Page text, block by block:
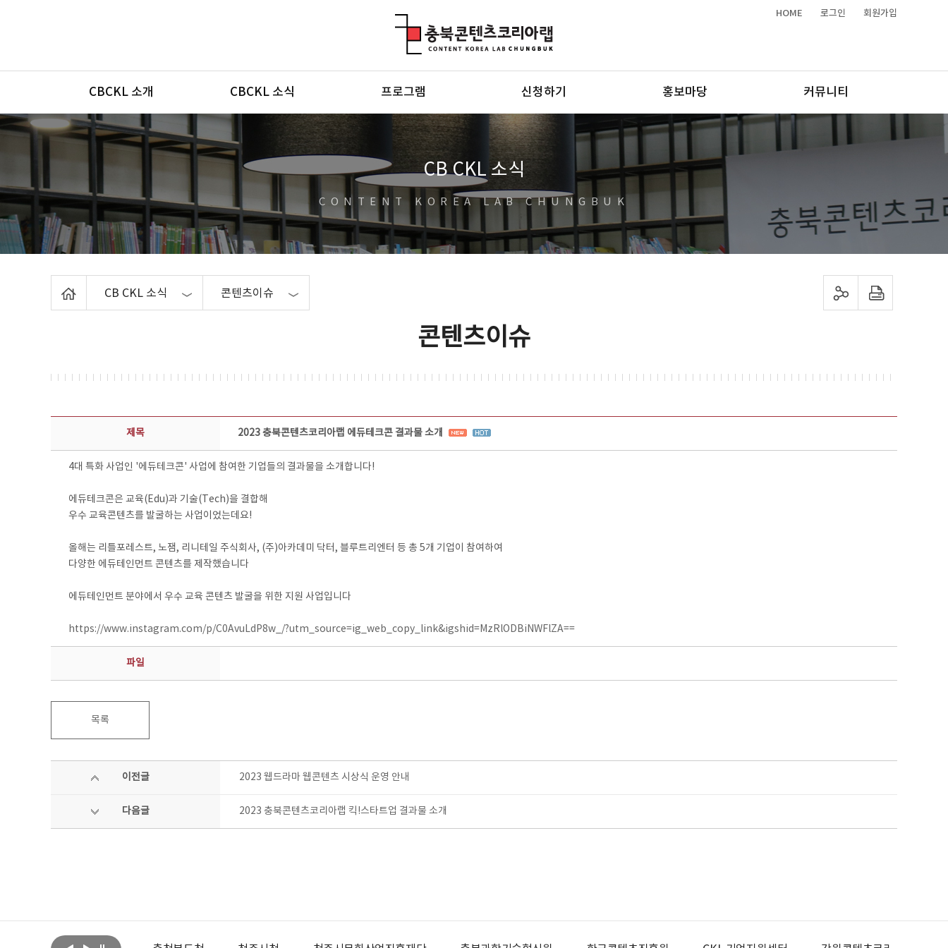
HOME 로그인 회원가입
메뉴
CBCKL 소개 CBCKL 소식 프로그램 신청하기 홍보마당 커뮤니티
CB CKL 소식
CONTENT KOREA LAB CHUNGBUK
CB CKL 소식 콘텐츠이슈 sns 공유하기 프린트하기
콘텐츠이슈
콘텐츠이슈 상세보기 - 제목, 담당부서, 담당자, 담당연락처, 내용, 첨부파일 정보 제공
제목 2023 충북콘텐츠코리아랩 에듀테크콘 결과물 소개
4대 특화 사업인 '에듀테크콘' 사업에 참여한 기업들의 결과물을 소개합니다!
에듀테크콘은 교육(Edu)과 기술(Tech)을 결합해
우수 교육콘텐츠를 발굴하는 사업이었는데요!
올해는 리틀포레스트, 노잼, 리니테일 주식회사, (주)아카데미 닥터, 블루트리엔터 등 총 5개 기업이 참여하여
다양한 에듀테인먼트 콘텐츠를 제작했습니다
에듀테인먼트 분야에서 우수 교육 콘텐츠 발굴을 위한 지원 사업입니다
https://www.instagram.com/p/C0AvuLdP8w_/?utm_source=ig_web_copy_link&igshid=MzRlODBiNWFlZA==
파일
목록
이전글 2023 웹드라마 웹콘텐츠 시상식 운영 안내
다음글 2023 충북콘텐츠코리아랩 킥!스타트업 결과물 소개